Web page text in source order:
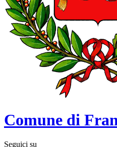
Comune di
Seguici su